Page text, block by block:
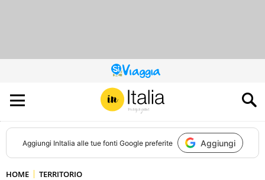
QUESTO
SITO
CONTRIBUISCE
ALL’AUDIENCE
DI
Aggiungi InItalia alle tue fonti Google preferite Aggiungi
HOME TERRITORIO